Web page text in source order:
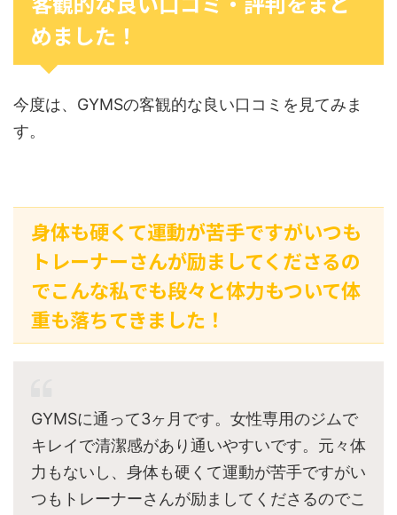
めました！
今度は、GYMSの客観的な良い口コミを見てみま
す。
身体も硬くて運動が苦手ですがいつも
トレーナーさんが励ましてくださるの
でこんな私でも段々と体力もついて体
重も落ちてきました！
GYMSに通って3ヶ月です。女性専用のジムで
キレイで清潔感があり通いやすいです。元々体
力もないし、身体も硬くて運動が苦手ですがい
つもトレーナーさんが励ましてくださるのでこ